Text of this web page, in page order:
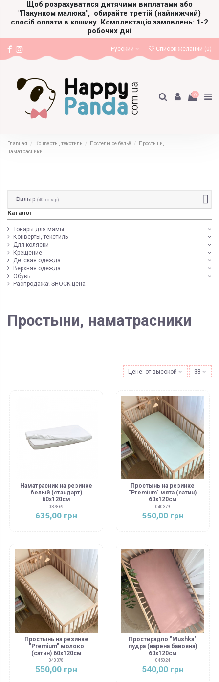
Щоб розрахуватися дитячими виплатами або
"Пакунком малюка", обирайте третій (найнижчий)
спосіб оплати в кошику. Комплектація замовлень: 1-2
робочих дні
Русский Список желаний (0)
0
Главная Конверты, текстиль Постельное бельё
Простыни,
наматрасники
Простыни, наматрасники
Цене: от высокой к низкой
38
Наматрасник на резинке
белый (стандарт)
60х120см
037869
635,00 грн
Простынь на резинке
"Premium" мята (сатин)
60х120см
040379
550,00 грн
Простынь на резинке
"Premium" молоко
(сатин) 60х120см
040378
550,00 грн
Простирадло "Mushka"
пудра (варена бавовна)
60х120см
045024
540,00 грн
Фильтр (40 товар)
Каталог
Товары для мамы
Конверты, текстиль
Для коляски
Крещение
Детская одежда
Верхняя одежда
Обувь
Распродажа! SHOCK цена